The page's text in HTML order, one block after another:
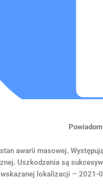
awarii masowej.
Uszkodzenia są
lokalizacji –